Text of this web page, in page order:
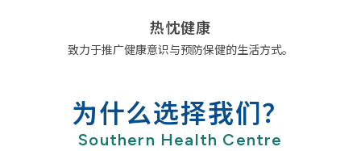
热忱健康
致力于推广健康意识与预防保健的生活方式。
为什么选择我们？
Southern Health Centre